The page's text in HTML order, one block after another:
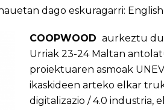
dago eskuragarri: English
COOPWOOD aurkeztu
Urriak 23-24 Maltan
proiektuaren asmoak
ikaskideen arteko elkar
digitalizazio / 4.0 industria,